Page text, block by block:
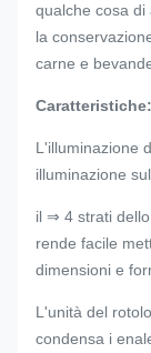
qualche cosa di
la
carne e
Caratteristiche:
L'illuminazione
illuminazione
il ⇒ 4 strati
rende facile
dimensioni e
L'unità del
condensa i